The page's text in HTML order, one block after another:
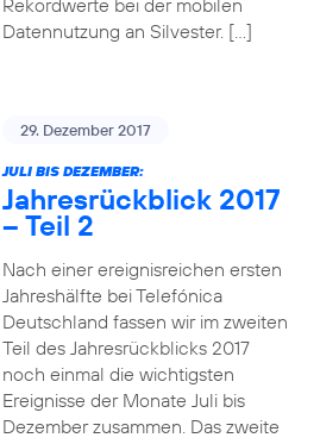
Rekordwerte bei der mobilen
Datennutzung an Silvester. […]
29. Dezember 2017
JULI BIS DEZEMBER:
Jahresrückblick 2017
– Teil 2
Nach einer ereignisreichen ersten
Jahreshälfte bei Telefónica
Deutschland fassen wir im zweiten
Teil des Jahresrückblicks 2017
noch einmal die wichtigsten
Ereignisse der Monate Juli bis
Dezember zusammen. Das zweite